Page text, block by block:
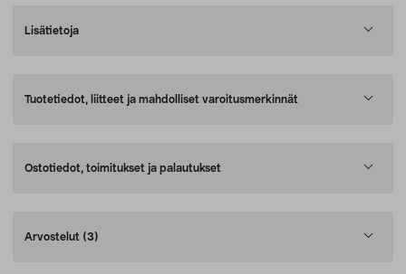
Lisätietoja
Tuotetiedot, liitteet ja mahdolliset varoitusmerkinnät
Ostotiedot, toimitukset ja palautukset
Arvostelut (3)